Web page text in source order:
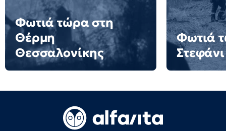
Φωτιά τώρα στη
Θέρμη
Θεσσαλονίκης
Φωτιά